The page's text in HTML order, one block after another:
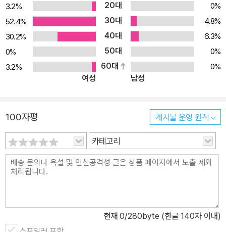
일상을 보면서 아이들은 다른 사람을 이해하며 더불어 살아가는 기쁨
을 깨닫게 될 것입니다. 또한 새로운 친구를 사귀거나 형제·자매와 함
께 사이좋게 지내는 데 필요한 지혜도 얻게 될 것입니다. 《내가 주인
공이라고?》 내용 소개 ★‘닥터 수스 상’ 수상작★ 귀여운 두 친구 코
보와 피기와 책을 읽는 독자들이 대화를 나누는 특별한 경험을 할 수
있습니다. 책장을 넘기다 보면 코보와 피기가 독자들에게 말을 건네
앞에 있는 것처럼 느껴지는 놀라운 경험을 할 수 있습니다. 주인공과
독자가 함께 소통하도록 구성된 이 책은 아이들이 책과 더욱 친해지
고, 책 읽기를 즐거운 놀이로 받아들이게 도와줍니다. 앗! 코보와 피기
가 깜짝 놀랐어요. 누가 코보와 피기를 보고 있는 것 같았거든요. 가만
보니, 이 책을 읽는 사람들이 코보와 피기를 보고 있지 뭐예요! 코보와
피기가 이 책의 주인공이니까요. 그때, 피기에게 좋은 생각이 떠올랐
나.”라고 말하면, 이 책을 읽는 사람도 “바나나.”라고 말하게 되겠지
요? 우아, 정말 멋져요! 하지만 책이 다 끝나 버리면 어쩌죠?
3.2%
20대
0%
52.4%
30대
4.8%
30.2%
40대
6.3%
0%
50대
0%
3.2%
60대
0%
여성
남성
100자평 게시물 운영 원칙
카테고리
현재 0/280byte (한글 140자 이내)